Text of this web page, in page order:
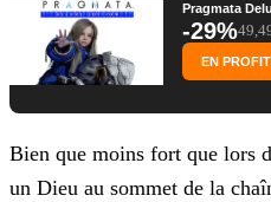
Pragmata
-29%
EN
Bien que moins fort que lors
un Dieu au sommet de la